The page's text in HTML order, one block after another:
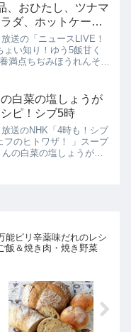
、おひたし、ツナマ
ダ、ホットケーキ
送の「ニュースLIVE！
ょい知り！ゆう5飯甘く
満点ちぢみほうれんそう
白菜の塩しょうが
ピ！シブ5時
送のNHK「4時も！シブ
フのヒトワザ！ 」スープ
の白菜の塩しょうがス
能ピリ辛薬味だれのレシ
飯＆焼き肉・焼き野菜